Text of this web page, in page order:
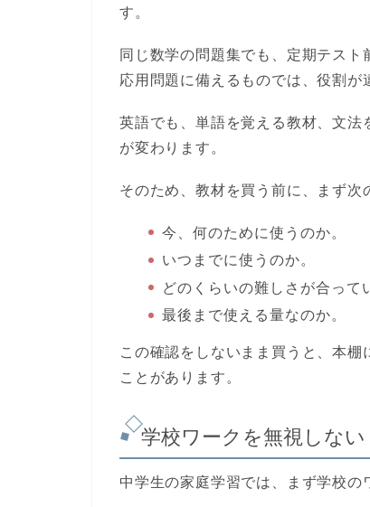
す。
同じ数学の問題集でも、定期テス
応用問題に備えるものでは、役割が
英語でも、単語を覚える教材、文
が変わります。
そのため、教材を買う前に、まず次
今、何のために使うのか。
いつまでに使うのか。
どのくらいの難しさが合って
最後まで使える量なのか。
この確認をしないまま買うと、本
ことがあります。
学校ワークを無視しない
中学生の家庭学習では、まず学校の